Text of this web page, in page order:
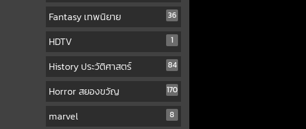
Fantasy เทพนิยาย 36
HDTV 1
History ประวัติศาสตร์ 84
Horror สยองขวัญ 170
marvel 8